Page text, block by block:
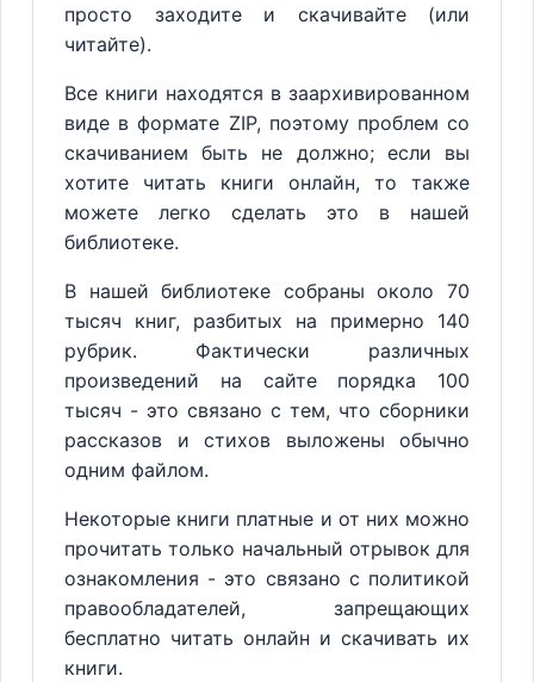
просто заходите и скачивайте (или
читайте).
Все книги находятся в заархивированном
виде в формате ZIP, поэтому проблем со
скачиванием быть не должно; если вы
хотите читать книги онлайн, то также
можете легко сделать это в нашей
библиотеке.
В нашей библиотеке собраны около 70
тысяч книг, разбитых на примерно 140
рубрик. Фактически различных
произведений на сайте порядка 100
тысяч - это связано с тем, что сборники
рассказов и стихов выложены обычно
одним файлом.
Некоторые книги платные и от них можно
прочитать только начальный отрывок для
ознакомления - это связано с политикой
правообладателей, запрещающих
бесплатно читать онлайн и скачивать их
книги.